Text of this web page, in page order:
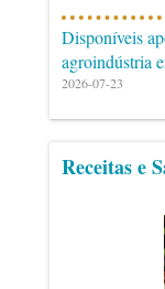
Disponíveis
agroindústria
2026-07-23
Receitas e